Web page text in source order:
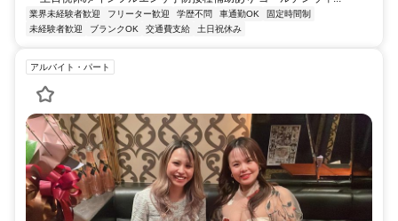
業界未経験者歓迎 フリーター歓迎 学歴不問 車通勤OK
固定時間制
未経験者歓迎
ブランクOK 交通費支給 土日祝休み
アルバイト・パート